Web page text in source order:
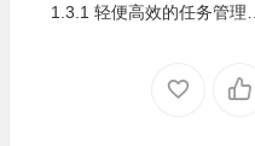
1.3.1 轻便高效的任务管理软